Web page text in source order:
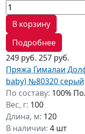
В корзину
Подробнее
249 руб. 257 руб.
Пряжа Гималаи
baby) №80320 серый
По составу: 100%
Вес, г: 100
Длина, м: 120
В наличии: 4 шт